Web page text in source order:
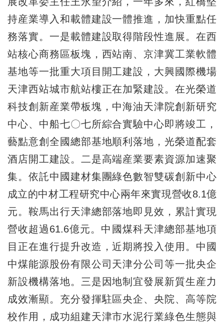
持産業導入和載體建設一體推進，加快重點任
務落實。一是載體建設取得階段性進展。在西
站核心商務區板塊，西站南、京津冀工業軟體
基地等一批重大項目開工建設，大興國際機場
天津西站城市航站樓正在加緊建設。在光榮道
科技創新産業帶板塊，中海油天津院創新研究
中心、中船七〇七所綜合實驗中心即將竣工，
藝點意創全國總部基地順利落地，光榮道配套
酒店開工建設。二是高端産業要素資源加速聚
集。依託中國建材集團綠色數智雙碳創新中心
成立的中材工程研究中心兩年來實現營收8.1億
元。鞍馬出行天津總部落地即見效，累計實現
營收超過61.6億元。中國煤科天津總部基地項
目正在進行提升改造，近期將投入使用。中國
中煤能源股份有限公司天津分公司等一批央企
新設機構落地。三是因地制宜發展新質生産力
成效漸顯。充分發揮駐區央企、央院、高等院
校作用，成功組建天津市水泥行業綠色生態與